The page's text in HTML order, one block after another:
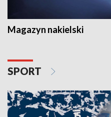
Magazyn nakielski
SPORT